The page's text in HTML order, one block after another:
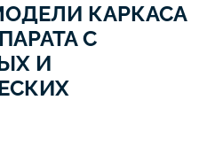
КАРКАСА
С
И